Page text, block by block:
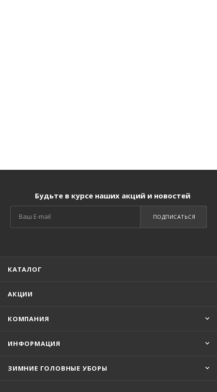
Будьте в курсе наших акций и новостей
ПОДПИСАТЬСЯ
КАТАЛОГ
АКЦИИ
КОМПАНИЯ
ИНФОРМАЦИЯ
ЗИМНИЕ ГОЛОВНЫЕ УБОРЫ